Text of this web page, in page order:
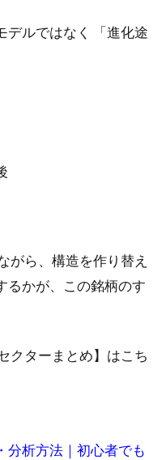
デルではなく 「進化途
がら、構造を作り替え
るかが、この銘柄のす
クターまとめ】はこち
分析方法｜初心者でも